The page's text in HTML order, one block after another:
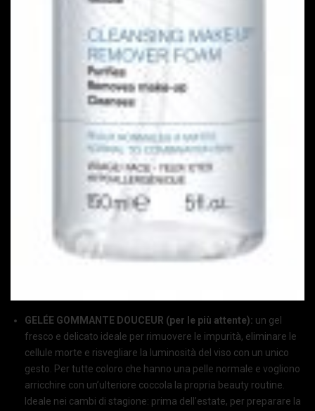
GELÉE GOMMANTE DOUCEUR (per le più attente): un gel
fresco e delicato ideale per rimuovere le impurità, eliminare le
cellule morte e risvegliare la luminosità del viso con un unico
gesto. Per tutte coloro che hanno una pelle normale e vogliono
arricchire con un’ulteriore coccola la propria beauty routine.
Ideale nei cambi di stagione: prima dell’estate, per preparare la